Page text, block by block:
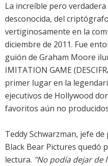
La increíble pero
desconocida, del
vertiginosamente en la
diciembre de 2011. Fue
guión de Graham Moore
IMITATION GAME
primer lugar en la
ejecutivos de Hollywood
favoritos aún no
Teddy Schwarzman, jefe
Black Bear Pictures quedó
lectura. "No podía dejar de